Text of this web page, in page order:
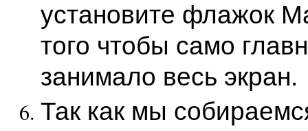
установите флажок
того чтобы само
занимало весь экран.
Так как мы